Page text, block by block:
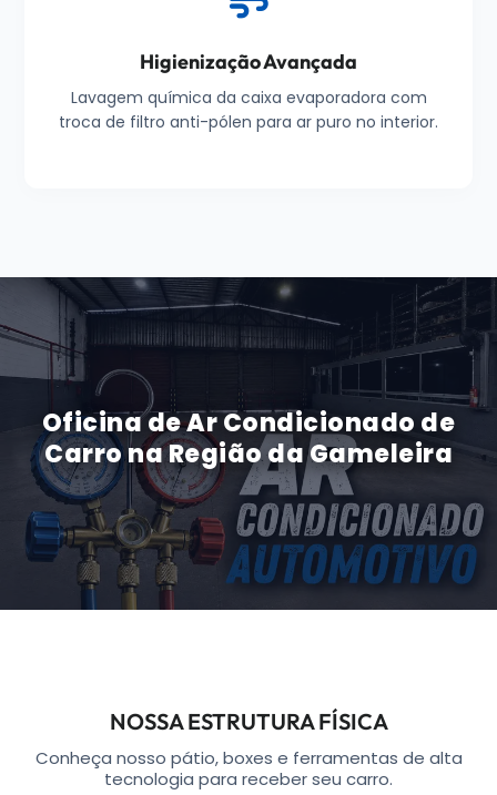
Higienização Avançada
Lavagem química da caixa evaporadora com
troca de filtro anti-pólen para ar puro no interior.
Oficina de Ar Condicionado de
Carro na Região da Gameleira
NOSSA ESTRUTURA FÍSICA
Conheça nosso pátio, boxes e ferramentas de alta
tecnologia para receber seu carro.